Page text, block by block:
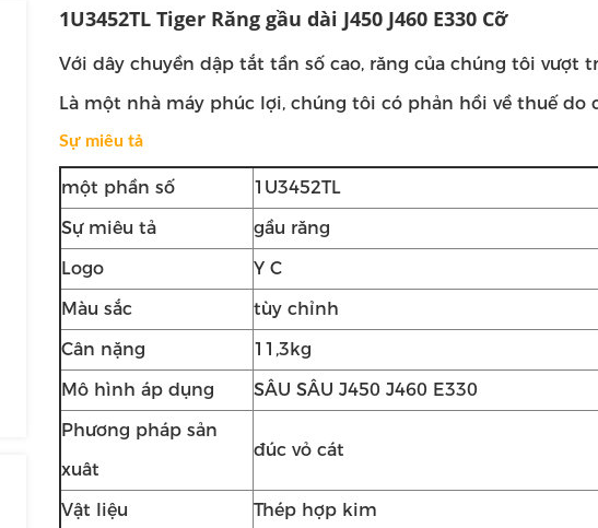
1U3452TL Tiger Răng gầu dài J450 J460 E330 Cỡ
Với dây chuyền dập tắt tần số cao, răng của chúng tôi vượt
Là một nhà máy phúc lợi, chúng tôi có phản hồi về thuế
Sự miêu tả
một phần số
1U3452TL
Sự miêu tả
gầu răng
Logo
Y C
Màu sắc
tùy chỉnh
Cân nặng
11,3kg
Mô hình áp dụng
SÂU SÂU J450 J460 E330
Phương pháp sản
xuât
đúc vỏ cát
Vật liệu Thép hợp kim